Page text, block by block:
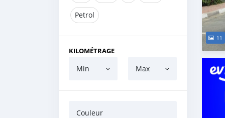
Petrol
KILOMÉTRAGE
Min Max
Couleur
11